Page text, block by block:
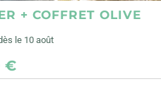
+ COFFRET OLIVE
le 10 août
€